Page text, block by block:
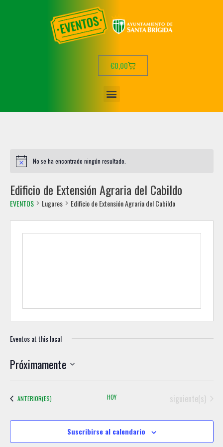
€0,00
No se ha encontrado ningún resultado.
Edificio de Extensión Agraria del Cabildo
EVENTOS Lugares Edificio de Extensión Agraria del Cabildo
Eventos at this local
Próximamente
S
l
c
EVENTOS
ANTERIOR(ES) HOY Eventos
siguiente(s)
Suscribirse al calendario